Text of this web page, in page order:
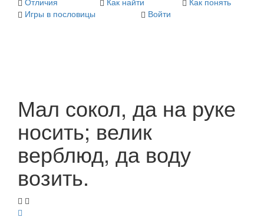
Игры в пословицы
Войти
Мал сокол, да на руке
носить; велик
верблюд, да воду
возить.